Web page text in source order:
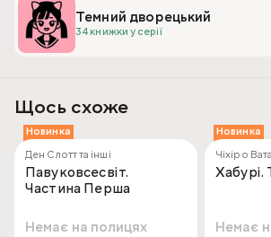
Темний дворецький
34 книжки у серії
Щось схоже
Новинка
Ден Слотт та інші
Павуковсесвіт.
Частина Перша
Немає на полицях
Новинка
Чіхіро
Хабурі.
Немає